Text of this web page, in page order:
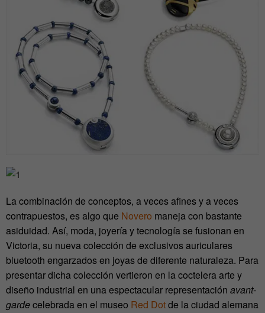
La combinación de conceptos, a veces afines y a veces
contrapuestos, es algo que Novero maneja con bastante
asiduidad. Así, moda, joyería y tecnología se fusionan en
Victoria, su nueva colección de exclusivos auriculares
bluetooth engarzados en joyas de diferente naturaleza. Para
presentar dicha colección vertieron en la coctelera arte y
diseño industrial en una espectacular representación avant-
gardecelebrada en el museo Red Dotde la ciudad alemana